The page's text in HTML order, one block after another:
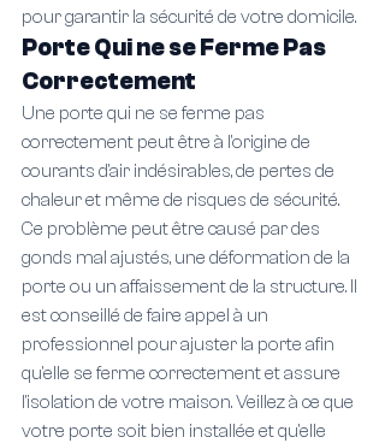
pour garantir la sécurité de votre domicile.
Porte Qui ne se Ferme Pas
Correctement
Une porte qui ne se ferme pas
correctement peut être à l'origine de
courants d'air indésirables, de pertes de
chaleur et même de risques de sécurité.
Ce problème peut être causé par des
gonds mal ajustés, une déformation de la
porte ou un affaissement de la structure. Il
est conseillé de faire appel à un
professionnel pour ajuster la porte afin
qu'elle se ferme correctement et assure
l'isolation de votre maison. Veillez à ce que
votre porte soit bien installée et qu'elle